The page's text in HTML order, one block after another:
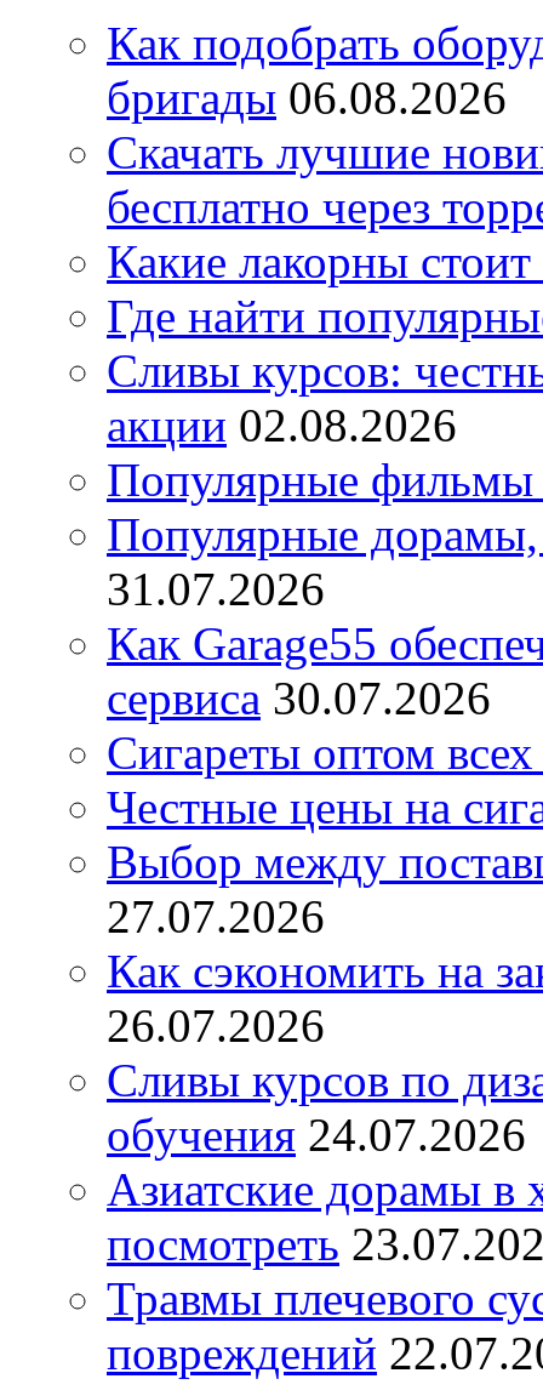
Как подобрать
бригады 06.08.2026
Скачать лучшие
бесплатно через
Какие лакорны стоит
Где найти
Сливы курсов:
акции 02.08.2026
Популярные фильмы
Популярные дорамы,
31.07.2026
Как Garage55
сервиса 30.07.2026
Сигареты оптом
Честные цены на
Выбор между
27.07.2026
Как сэкономить на
26.07.2026
Сливы курсов по
обучения 24.07.2026
Азиатские дорамы в
посмотреть
Травмы плечевого
повреждений